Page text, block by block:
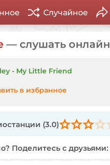
— слушать онлайн
- My Little Friend
в избранное
(3.0)
Поделитесь с друзьями: